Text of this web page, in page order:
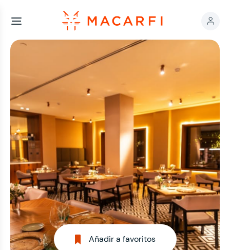
Añadir a favoritos